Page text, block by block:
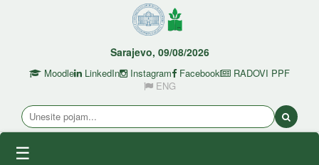
Sarajevo, 09/08/2026
Moodle LinkedIn Instagram Facebook
RADOVI PPF
ENG
☰